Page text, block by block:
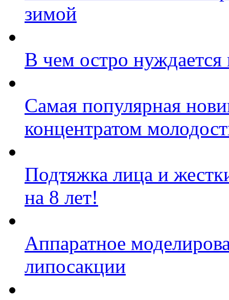
зимой
В чем остро
Самая популярная
концентратом
Подтяжка лица и
на 8 лет!
Аппаратное
липосакции